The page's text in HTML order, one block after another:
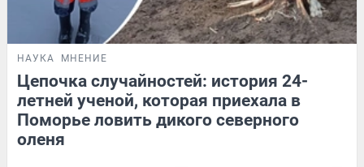
НАУКА МНЕНИЕ
Цепочка случайностей: история 24-
летней ученой, которая приехала в
Поморье ловить дикого северного
оленя